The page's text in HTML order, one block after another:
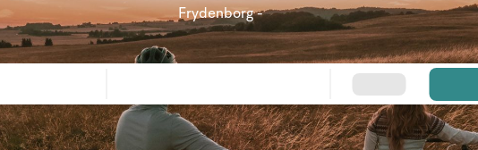
Frydenborg -